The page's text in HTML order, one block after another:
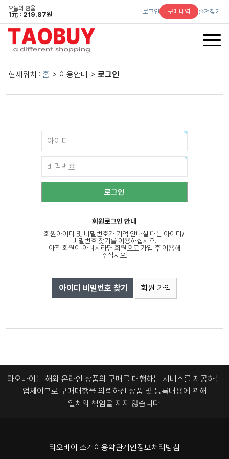
오늘의 환율
1元 : 219.87원 로그인 구매내역 즐겨찾기
현재위치 : 홈 > 이용안내 > 로그인
회원로그인 안내
회원아이디 및 비밀번호가 기억 안나실 때는 아이디/
비밀번호 찾기를 이용하십시오.
아직 회원이 아니시라면 회원으로 가입 후 이용해
주십시오.
아이디 비밀번호 찾기 회원 가입
타오바이는 해외 온라인 상품의 구매를 대행하는 서비스를 제공하는
업체이므로 구매대행을 의뢰하신 상품 및 등록내용에 관해
일체의 책임을 지지 않습니다.
타오바이 소개이용약관개인정보처리방침